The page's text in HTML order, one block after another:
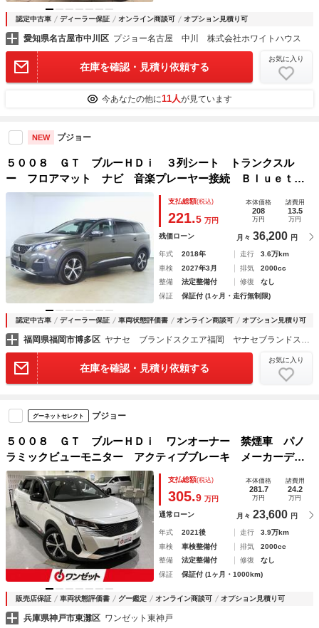
認定中古車 ディーラー保証 オンライン商談可 オプション見積り可
愛知県名古屋市中川区 プジョー名古屋 中川 株式会社ホワイトハウス
在庫を確認・見積り依頼する
お気に入り
今あなたの他に11人が見ています
NEW プジョー
５００８ ＧＴ ブルーＨＤｉ ３列シート トランクスル
ー フロアマット ナビ 音楽プレーヤー接続 Ｂｌｕｅｔｏ
ｏｔｈ接続 ＴＶ ＥＴＣ サンルーフ・ガラスルーフ ＬＥ
Ｄヘッドライト 電動リアゲート 全周囲カメラ フロントカ
支払総額(税込)
221.5 万円
本体価格
208
万円
諸費用
13.5
万円
残価ローン 月々 36,200 円
年式 2018年 走行
3.6万km
車検
2027年3月 排気
2000cc
整備
法定整備付 修復
なし
保証
保証付 (1ヶ月・走行無制限)
認定中古車 ディーラー保証 車両状態評価書 オンライン商談可 オプション見積り可
福岡県福岡市博多区
在庫を確認・見積り依頼する
お気に入り
グーネットセレクト プジョー
５００８ ＧＴ ブルーＨＤｉ ワンオーナー 禁煙車 パノ
ラミックビューモニター アクティブブレーキ メーカーディ
スプレイオーディオ レーダークルーズ クリランスソナー
オートハイビーム 純正１８インチＡＷ クロハーフレザーシ
ート
支払総額(税込)
305.9 万円
本体価格
281.7
万円
諸費用
24.2
万円
通常ローン 月々 23,600 円
年式 2021後 走行
3.9万km
車検
車検整備付 排気
2000cc
整備
法定整備付 修復
なし
保証
保証付 (1ヶ月・1000km)
販売店保証 車両状態評価書 グー鑑定 オンライン商談可 オプション見積り可
兵庫県神戸市東灘区 ワンゼット東神戸